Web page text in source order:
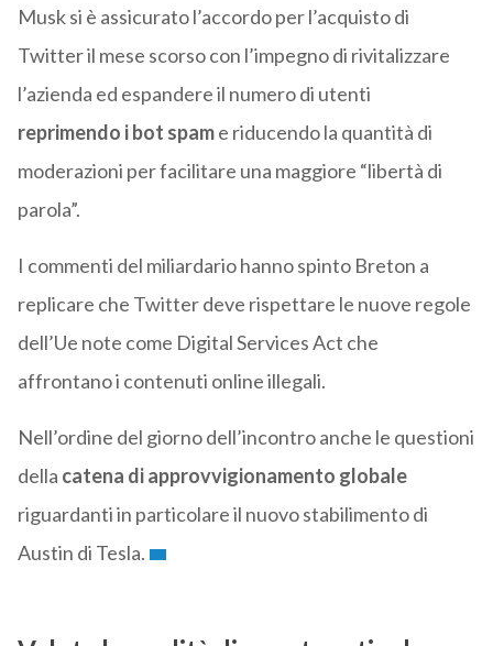
Musk si è assicurato l’accordo per l’acquisto di
Twitter il mese scorso con l’impegno di rivitalizzare
l’azienda ed espandere il numero di utenti
reprimendo i bot spame riducendo la quantità di
moderazioni per facilitare una maggiore “libertà di
parola”.
I commenti del miliardario hanno spinto Breton a
replicare che Twitter deve rispettare le nuove regole
dell’Ue note come Digital Services Act che
affrontano i contenuti online illegali.
Nell’ordine del giorno dell’incontro anche le questioni
della catena di approvvigionamento globale
riguardanti in particolare il nuovo stabilimento di
Austin di Tesla.